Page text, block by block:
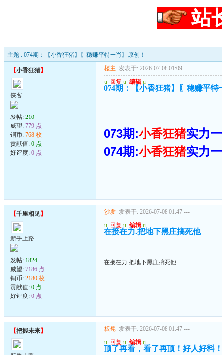
站
主题 : 074期：【小香狂猪】〖稳赚平特一肖〗原创！
【小香狂猪】
侠客
发帖: 210
威望: 779 点
铜币: 768 枚
贡献值: 0 点
好评度: 0 点
楼主 发表于: 2026-07-08 01:09 ---
u 回复 u 编辑 u
074期：【小香狂猪】〖稳赚平特
073期:小香狂猪实力
074期:小香狂猪实力
【千里相见】
新手上路
发帖: 1824
威望: 7186 点
铜币: 2180 枚
贡献值: 0 点
好评度: 0 点
沙发 发表于: 2026-07-08 01:47 ---
u 回复 u 编辑 u
在接在力.把地下黑庄搞死他
在接在力.把地下黑庄搞死他
【把握未来】 板凳 发表于: 2026-07-08 01:47 ---
u 回复 u 编辑 u
顶了再看，看了再顶！好人好料